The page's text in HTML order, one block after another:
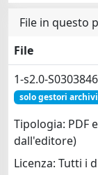
File in questo
File
1-s2.0-
solo gestori
Tipologia: PDF
dall'editore)
Licenza: Tutti i